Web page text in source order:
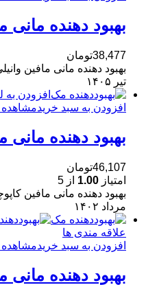
بهبود دهنده مانی
38,477تومان
بهبود دهنده مانی مافین
تیر ۱۴۰۵
افزودن
افزودن به سبد خرید
بهبود دهنده مانی
46,107تومان
امتیاز 1.00 از 5
بهبود دهنده مانی مافین
مرداد ۱۴۰۲
علاقه مندی ها
افزودن به سبد خرید
بهبود دهنده مانی